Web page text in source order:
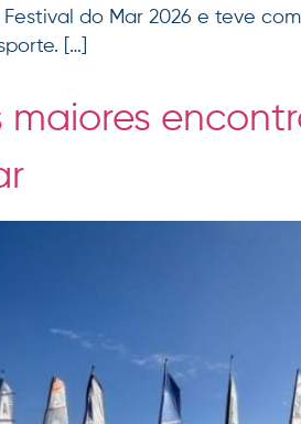
do Mar 2026 e teve
[…]